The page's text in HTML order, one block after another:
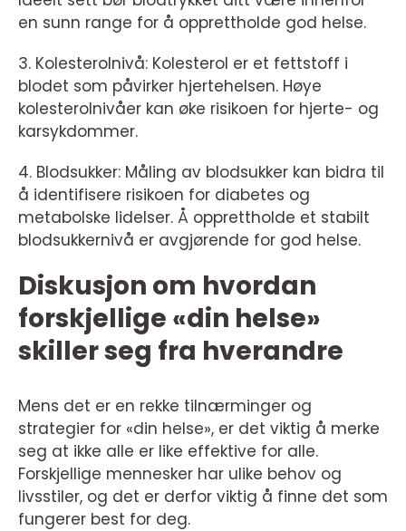
en sunn range for å opprettholde god helse.
3. Kolesterolnivå: Kolesterol er et fettstoff i
blodet som påvirker hjertehelsen. Høye
kolesterolnivåer kan øke risikoen for hjerte- og
karsykdommer.
4. Blodsukker: Måling av blodsukker kan bidra til
å identifisere risikoen for diabetes og
metabolske lidelser. Å opprettholde et stabilt
blodsukkernivå er avgjørende for god helse.
Diskusjon om hvordan
forskjellige «din helse»
skiller seg fra hverandre
Mens det er en rekke tilnærminger og
strategier for «din helse», er det viktig å merke
seg at ikke alle er like effektive for alle.
Forskjellige mennesker har ulike behov og
livsstiler, og det er derfor viktig å finne det som
fungerer best for deg.